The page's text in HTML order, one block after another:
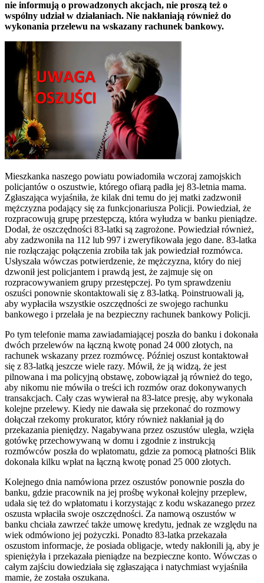
nie informują o prowadzonych akcjach, nie proszą też o
wspólny udział w działaniach. Nie nakłaniają również do
wykonania przelewu na wskazany rachunek bankowy.
Mieszkanka naszego powiatu powiadomiła wczoraj zamojskich
policjantów o oszustwie, którego ofiarą padła jej 83-letnia mama.
Zgłaszająca wyjaśniła, że kilak dni temu do jej matki zadzwonił
mężczyzna podający się za funkcjonariusza Policji. Powiedział, że
rozpracowują grupę przestępczą, która wyłudza w banku pieniądze.
Dodał, że oszczędności 83-latki są zagrożone. Powiedział również,
aby zadzwoniła na 112 lub 997 i zweryfikowała jego dane. 83-latka
nie rozłączając połączenia zrobiła tak jak powiedział rozmówca.
Usłyszała wówczas potwierdzenie, że mężczyzna, który do niej
dzwonił jest policjantem i prawdą jest, że zajmuje się on
rozpracowywaniem grupy przestępczej. Po tym sprawdzeniu
oszuści ponownie skontaktowali się z 83-latką. Poinstruowali ją,
aby wypłaciła wszystkie oszczędności ze swojego rachunku
bankowego i przelała je na bezpieczny rachunek bankowy Policji.
Po tym telefonie mama zawiadamiającej poszła do banku i dokonała
dwóch przelewów na łączną kwotę ponad 24 000 złotych, na
rachunek wskazany przez rozmówcę. Później oszust kontaktował
się z 83-latką jeszcze wiele razy. Mówił, że ją widzą, że jest
pilnowana i ma policyjną obstawę, zobowiązał ją również do tego,
aby nikomu nie mówiła o treści ich rozmów oraz dokonywanych
transakcjach. Cały czas wywierał na 83-latce presję, aby wykonała
kolejne przelewy. Kiedy nie dawała się przekonać do rozmowy
dołączał rzekomy prokurator, który również nakłaniał ją do
przekazania pieniędzy. Nagabywana przez oszustów uległa, wzięła
gotówkę przechowywaną w domu i zgodnie z instrukcją
rozmówców poszła do wpłatomatu, gdzie za pomocą płatności Blik
dokonała kilku wpłat na łączną kwotę ponad 25 000 złotych.
Kolejnego dnia namówiona przez oszustów ponownie poszła do
banku, gdzie pracownik na jej prośbę wykonał kolejny przeplew,
udała się też do wpłatomatu i korzystając z kodu wskazanego przez
oszusta wpłaciła swoje oszczędności. Za namową oszustów w
banku chciała zawrzeć także umowę kredytu, jednak ze względu na
wiek odmówiono jej pożyczki. Ponadto 83-latka przekazała
oszustom informacje, że posiada obligacje, wtedy nakłonili ją, aby je
spieniężyła i przekazała pieniądze na bezpieczne konto. Wówczas o
całym zajściu dowiedziała się zgłaszająca i natychmiast wyjaśniła
mamie, że została oszukana.